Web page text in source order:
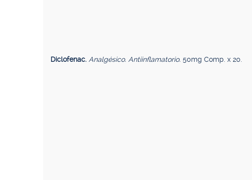
Diclofenac. Analgésico. Antiinflamatorio. 50mg Comp. x 20.